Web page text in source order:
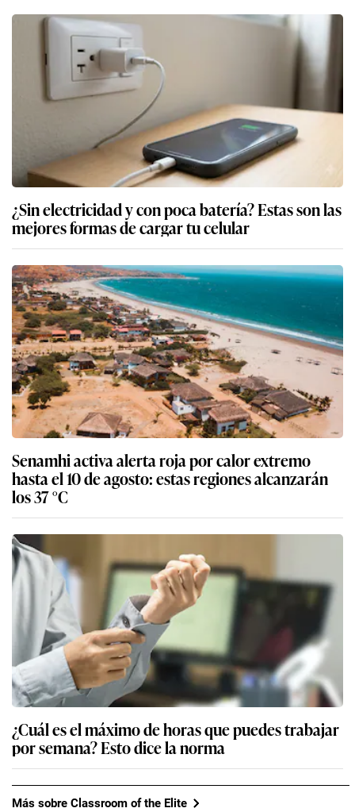
¿Sin electricidad y con poca batería? Estas son las
mejores formas de cargar tu celular
Senamhi activa alerta roja por calor extremo
hasta el 10 de agosto: estas regiones alcanzarán
los 37 °C
¿Cuál es el máximo de horas que puedes trabajar
por semana? Esto dice la norma
Más sobre Classroom of the Elite